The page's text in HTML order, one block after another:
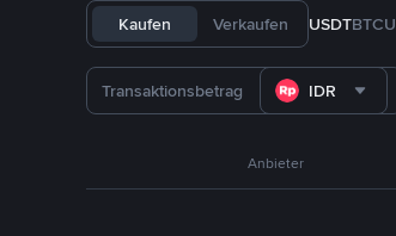
Kaufen Verkaufen USDTBTCU
IDR
Anbieter